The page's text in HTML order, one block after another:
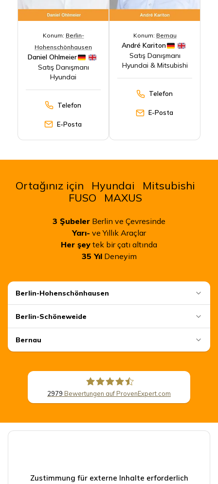
Konum: Berlin-
Hohenschönhausen
Daniel Ohlmeier
Satış Danışmanı
Hyundai
Telefon
E-Posta
Konum: Bernau
André Kariton
Satış Danışmanı
Hyundai & Mitsubishi
Telefon
E-Posta
Ortağınız için Hyundai
Mitsubishi
FUSO
MAXUS
3 Şubeler Berlin ve Çevresinde
Yarı- ve Yıllık Araçlar
Her şey tek bir çatı altında
35 Yıl Deneyim
Berlin-Hohenschönhausen
Berlin-Schöneweide
Bernau
2979 Bewertungen auf ProvenExpert.com
Zustimmung für externe Inhalte erforderlich